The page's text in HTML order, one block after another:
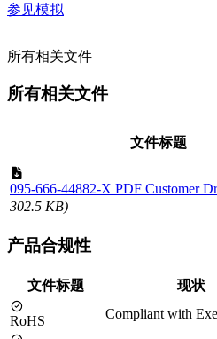
参见模拟
所有相关文件
所有相关文件
文件标题
095-666-44882-X PDF Customer
302.5 KB)
产品合规性
文件标题 现状
RoHS Compliant with